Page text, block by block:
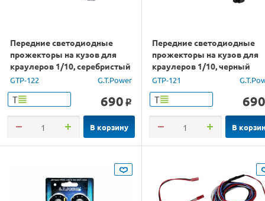
Передние светодиодные
прожекторы на кузов для
краулеров 1/10, серебристый
GTP-122 G.T.Power
Т 690 o
В корзину
Передние светодиодные
прожекторы на кузов для
краулеров 1/10, черный
GTP-121
Т 690
В